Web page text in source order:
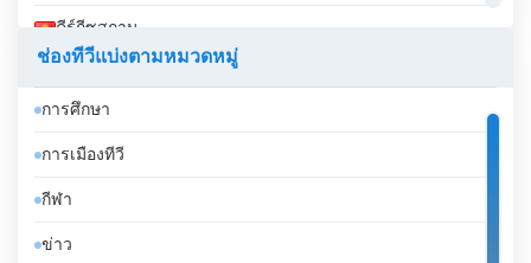
คีร์กีซสถาน
จอร์เจีย
จอร์แดน
จาเมกา
จิบูตี
ช่องทีวีแบ่งตามหมวดหมู่
การศึกษา
การเมืองทีวี
กีฬา
ข่าว